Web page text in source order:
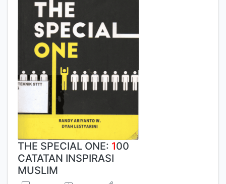
THE SPECIAL ONE: 100
CATATAN INSPIRASI
MUSLIM